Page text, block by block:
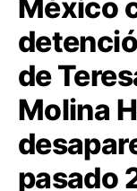
México
de
Molina
pasado